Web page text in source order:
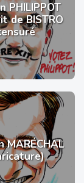
PHILIPPOT
de BISTRO
MARÉCHAL